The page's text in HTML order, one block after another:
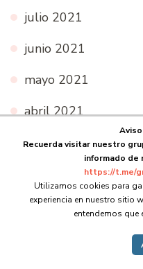
julio 2021
junio 2021
mayo 2021
abril 2021
marzo 2021
febrero 2021
enero 2021
Recuerda visitar nuestro
informado de
https://t.me/
Utilizamos cookies para
experiencia en nuestro sitio
entendemos que